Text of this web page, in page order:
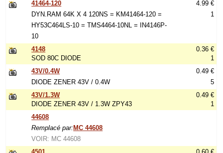
41464-120
DYN.RAM 64K X 4 120NS = KM41464-120 =
HY53C464LS-10 = TMS4464-10NL = IN4146P-
10
4.99 €
1
4148
SOD 80C DIODE
0.36 €
1
43V/0.4W
DIODE ZENER 43V / 0.4W
0.49 €
5
43V/1.3W
DIODE ZENER 43V / 1.3W ZPY43
0.49 €
1
44608
Remplacé par: MC 44608
VOIR: MC 44608